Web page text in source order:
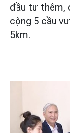
đầu tư thêm,
cộng 5 cầu
5km.